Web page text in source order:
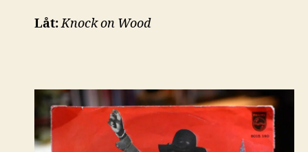
Låt:Knock on Wood